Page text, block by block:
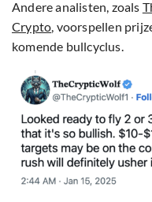
Andere analisten, zoals
Crypto, voorspellen
komende bullcyclus.